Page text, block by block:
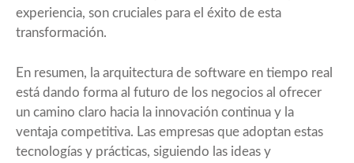
experiencia, son cruciales para el éxito de esta
transformación.
En resumen, la arquitectura de software en tiempo real
está dando forma al futuro de los negocios al ofrecer
un camino claro hacia la innovación continua y la
ventaja competitiva. Las empresas que adoptan estas
tecnologías y prácticas, siguiendo las ideas y